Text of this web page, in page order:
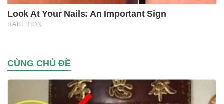
CÙNG CHỦ ĐỀ